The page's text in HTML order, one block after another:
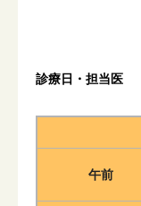
診療日・担当医
午前